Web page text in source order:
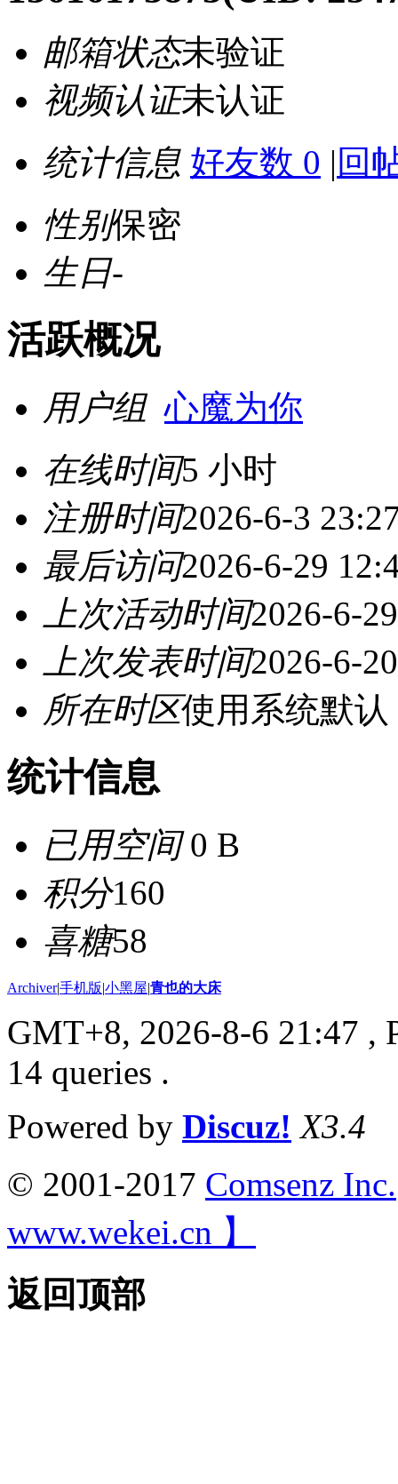
邮箱状态未验证
视频认证未认证
统计信息 好友数 0 | 回
性别保密
生日-
活跃概况
用户组心魔为你
在线时间5 小时
注册时间2026-6-3
最后访问2026-6-29
上次活动时间2026-6-
上次发表时间2026-6-
所在时区使用系统默认
统计信息
已用空间0 B
积分160
喜糖58
Archiver|手机版|小黑屋|青也的大床
GMT+8, 2026-8-6 21:47 ,
14 queries .
Powered by Discuz! X3.4
© 2001-2017 Comsenz Inc.
www.wekei.cn 】
返回顶部